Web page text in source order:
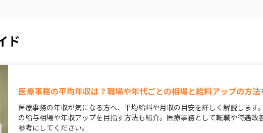
ド
医療事務の平均年収は？職場や年代ごとの相場と給料アップの方法
医療事務の年収が気になる方へ、平均給料や月収の目安を詳しく解説します
の給与相場や年収アップを目指す方法も紹介。医療事務として転職や待遇改
参考にしてください。